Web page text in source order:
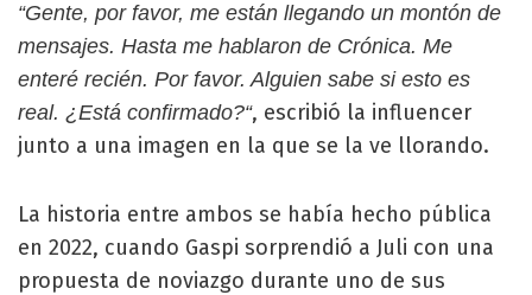
“Gente, por favor, me están llegando un montón de
mensajes. Hasta me hablaron de Crónica. Me
enteré recién. Por favor. Alguien sabe si esto es
real. ¿Está confirmado?“, escribió la influencer
junto a una imagen en la que se la ve llorando.
La historia entre ambos se había hecho pública
en 2022, cuando Gaspi sorprendió a Juli con una
propuesta de noviazgo durante uno de sus